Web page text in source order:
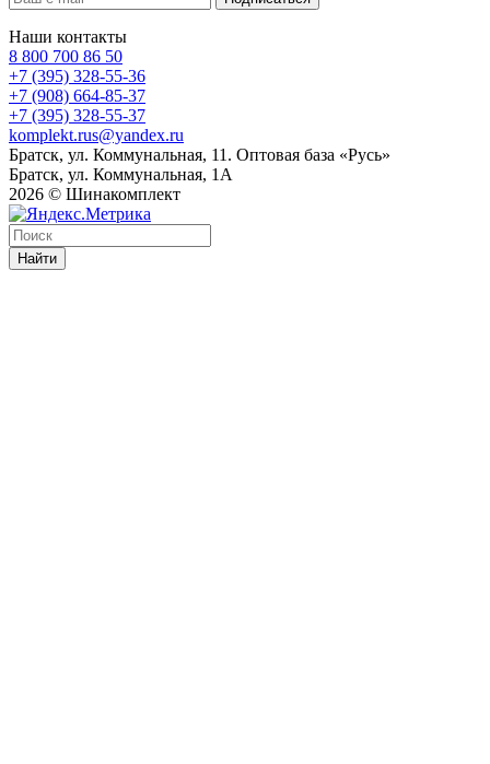
Наши контакты
8 800 700 86 50
+7 (395) 328-55-36
+7 (908) 664-85-37
+7 (395) 328-55-37
komplekt.rus@yandex.ru
Братск, ул. Коммунальная, 11. Оптовая база «Русь»
Братск, ул. Коммунальная, 1А
2026 © Шинакомплект
Найти